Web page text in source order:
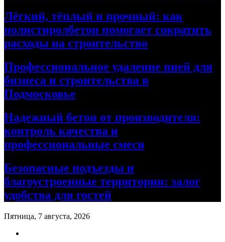
Лёгкий, тёплый и прочный: как
полистиролбетон помогает сократить
расходы на строительство
Профессиональное удаление пней для
бизнеса и строительства в
Подмосковье
Надежный бетон от производителя:
контроль качества и
профессиональные смеси
Безопасные подъезды и
благоустроенные территории: залог
удобства для гостей
Пятница, 7 августа, 2026